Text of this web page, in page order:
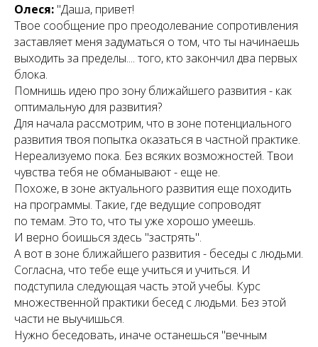
Олеся: "Даша, привет!
Твое сообщение про преодолевание сопротивления
заставляет меня задуматься о том, что ты начинаешь
выходить за пределы.... того, кто закончил два первых
блока.
Помнишь идею про зону ближайшего развития - как
оптимальную для развития?
Для начала рассмотрим, что в зоне потенциального
развития твоя попытка оказаться в частной практике.
Нереализуемо пока. Без всяких возможностей. Твои
чувства тебя не обманывают - еще не.
Похоже, в зоне актуального развития еще походить
на программы. Такие, где ведущие сопроводят
по темам. Это то, что ты уже хорошо умеешь.
И верно боишься здесь "застрять".
А вот в зоне ближайшего развития - беседы с людьми.
Согласна, что тебе еще учиться и учиться. И
подступила следующая часть этой учебы. Курс
множественной практики бесед с людьми. Без этой
части не выучишься.
Нужно беседовать, иначе останешься "вечным